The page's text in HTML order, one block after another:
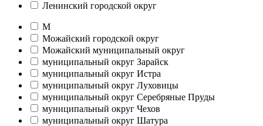
Ленинский городской округ
М
Можайский городской округ
Можайский муниципальный округ
муниципальный округ Зарайск
муниципальный округ Истра
муниципальный округ Луховицы
муниципальный округ Серебряные Пруды
муниципальный округ Чехов
муниципальный округ Шатура